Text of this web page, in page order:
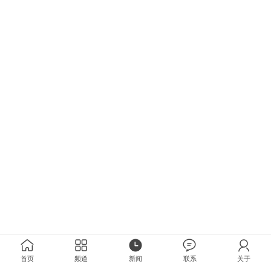
首页 频道 新闻 联系 关于